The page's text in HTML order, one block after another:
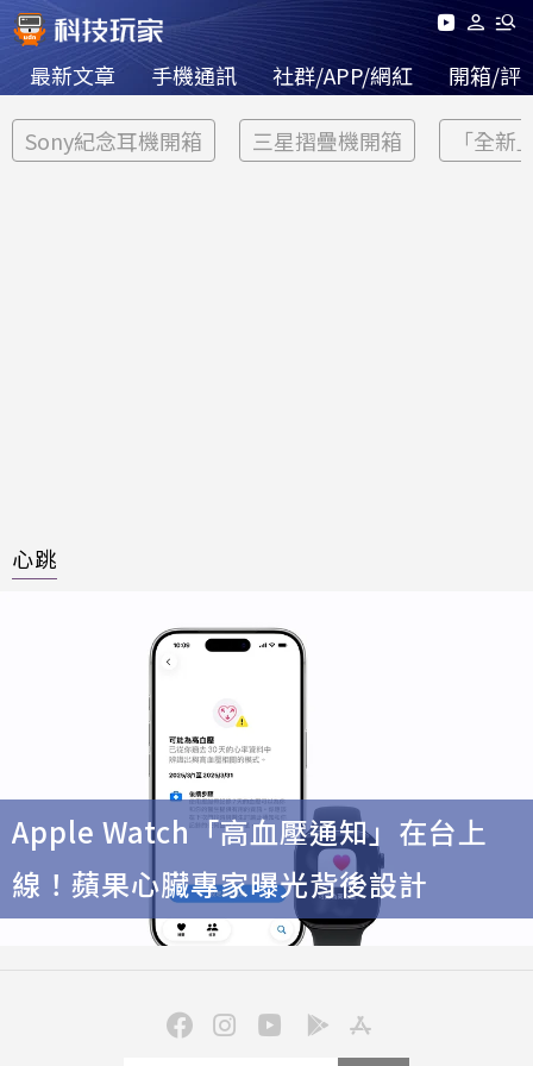
最新文章 手機通訊 社群/APP/網紅 開箱/評
Sony紀念耳機開箱 三星摺疊機開箱 「全新
心跳
Apple Watch「高血壓通知」在台上
線！蘋果心臟專家曝光背後設計